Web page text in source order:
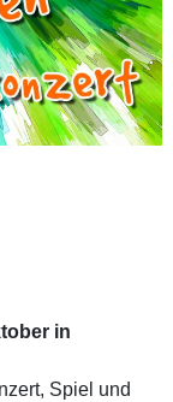
in
Spiel und